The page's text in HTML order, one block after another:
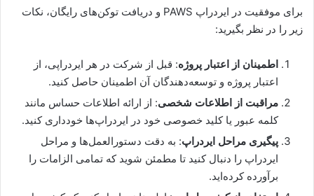
برای موفقیت در ایردراپ PAWS و دریافت توکن‌های رایگان، نکات
زیر را در نظر بگیرید:
اطمینان از اعتبار پروژه: قبل از شرکت در هر ایردراپی، از
اعتبار پروژه و توسعه‌دهندگان آن اطمینان حاصل کنید.
مراقبت از اطلاعات شخصی: از ارائه اطلاعات حساس مانند
کلمه عبور یا کلید خصوصی خود در ایردراپ‌ها خودداری کنید.
پیگیری مراحل ایردراپ: به دقت دستورالعمل‌ها و مراحل
ایردراپ را دنبال کنید تا مطمئن شوید که تمامی الزامات را
برآورده کرده‌اید.